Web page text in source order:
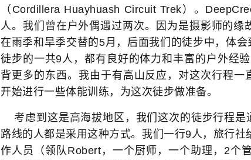
（Cordillera Huayhuash Circuit Trek）。
人。我们曾在户外偶遇过两次。因为是摄影师的
在雨季和旱季交替的5月，后面我们的徒步中，体
徒步的一共9人，都有良好的体力和丰富的户外经
背更多的东西。我由于有高山反应，对这次行程一
开始进行一些体能训练，为这次徒步做准备。
考虑到这是高海拔地区，我们这次的徒步行程是
路线的人都是采用这种方式。我们一行9人，旅行
作人员（领队Robert，一个厨师，一个助理，2个